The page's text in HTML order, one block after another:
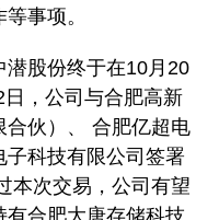
事项。
股份终于在10月20
，公司与合肥高新
合伙）、 合肥亿超电
科技有限公司签署
本次交易，公司有望